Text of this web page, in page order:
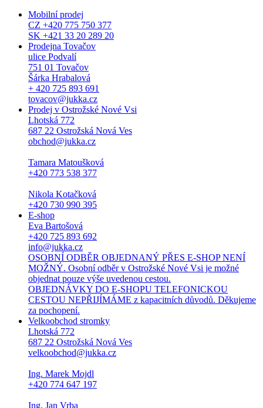
Mobilní prodej
CZ +420 775 750 377
SK +421 33 20 289 20
Prodejna Tovačov
ulice Podvalí
751 01 Tovačov
Šárka Hrabalová
+ 420 725 893 691
tovacov@jukka.cz
Prodej v Ostrožské Nové Vsi
Lhotská 772
687 22 Ostrožská Nová Ves
obchod@jukka.cz
Tamara Matoušková
+420 773 538 377
Nikola Kotačková
+420 730 990 395
E-shop
Eva Bartošová
+420 725 893 692
info@jukka.cz
OSOBNÍ ODBĚR OBJEDNANÝ PŘES E-SHOP NENÍ
MOŽNÝ. Osobní odběr v Ostrožské Nové Vsi je možné
objednat pouze výše uvedenou cestou.
OBJEDNÁVKY DO E-SHOPU TELEFONICKOU
CESTOU NEPŘIJÍMÁME z kapacitních důvodů. Děkujeme
za pochopení.
Velkoobchod stromky
Lhotská 772
687 22 Ostrožská Nová Ves
velkoobchod@jukka.cz
Ing. Marek Mojdl
+420 774 647 197
Ing. Jan Vrba